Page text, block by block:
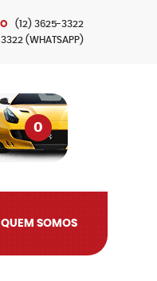
(12) 3625-3322
(WHATSAPP)
0
QUEM SOMOS